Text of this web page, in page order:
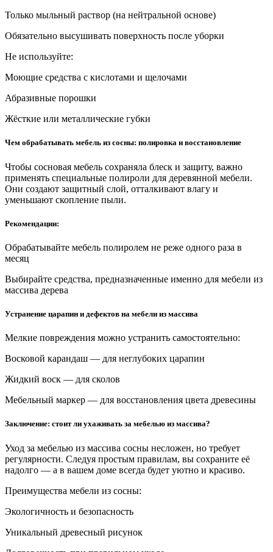
Только мыльный раствор (на нейтральной основе)
Обязательно высушивать поверхность после уборки
Не используйте:
Моющие средства с кислотами и щелочами
Абразивные порошки
Жёсткие или металлические губки
Чем обрабатывать мебель из сосны: полировка и восстановление
Чтобы сосновая мебель сохраняла блеск и защиту, важно
применять специальные полироли для деревянной мебели.
Они создают защитный слой, отталкивают влагу и
уменьшают скопление пыли.
Рекомендации:
Обрабатывайте мебель полиролем не реже одного раза в
месяц
Выбирайте средства, предназначенные именно для мебели из
массива дерева
Устранение царапин и дефектов на мебели из массива
Мелкие повреждения можно устранить самостоятельно:
Восковой карандаш — для неглубоких царапин
Жидкий воск — для сколов
Мебельный маркер — для восстановления цвета древесины
Заключение: стоит ли ухаживать за мебелью из массива?
Уход за мебелью из массива сосны несложен, но требует
регулярности. Следуя простым правилам, вы сохраните её
надолго — а в вашем доме всегда будет уютно и красиво.
Преимущества мебели из сосны:
Экологичность и безопасность
Уникальный древесный рисунок